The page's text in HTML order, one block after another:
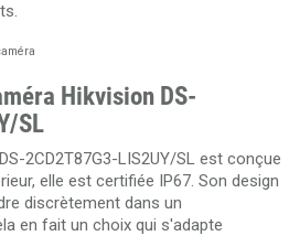
Hikvision DS-
SL
2CD2T87G3-LIS2UY/SL est conçue
elle est certifiée IP67. Son design
discrètement dans un
en fait un choix qui s'adapte